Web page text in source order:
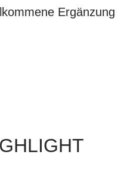
Ergänzung